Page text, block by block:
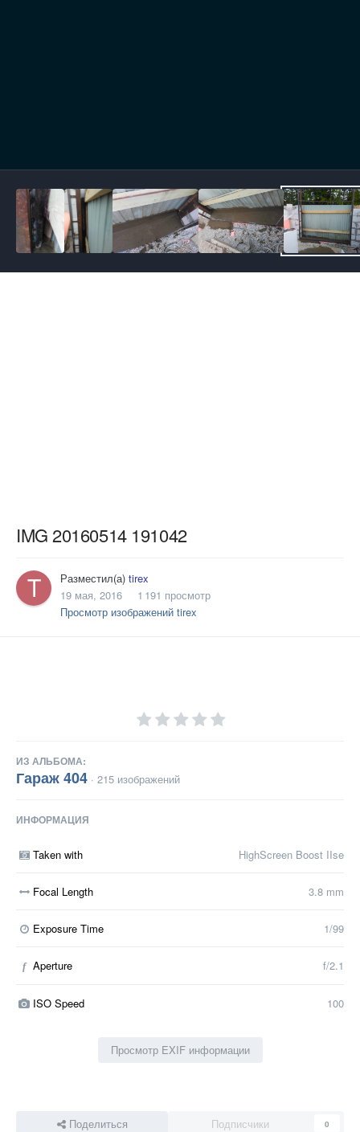
IMG 20160514 191042
Разместил(а) tirex
19 мая, 2016
1 191 просмотр
Просмотр изображений tirex
ИЗ АЛЬБОМА:
Гараж 404 · 215 изображений
ИНФОРМАЦИЯ
Taken with HighScreen Boost IIse
Focal Length 3.8 mm
Exposure Time 1/99
f Aperture f/2.1
ISO Speed 100
Просмотр EXIF информации
Поделиться Подписчики 0